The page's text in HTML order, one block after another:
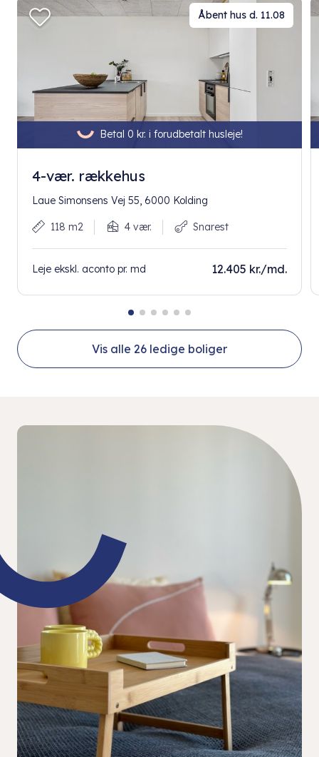
Betal 0 kr. i forudbetalt husleje!
Åbent hus d. 11.08
4-vær. rækkehus
Laue Simonsens Vej 55, 6000 Kolding
118 m2 4 vær. Snarest
Leje ekskl. aconto pr. md 12.405 kr./md.
Vis alle 26 ledige boliger